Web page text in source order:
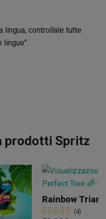
lingua, controllale tutte
lingue".
prodotti Spritz
Rainbow
(4)